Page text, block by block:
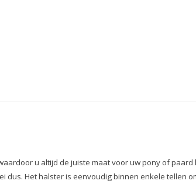
u altijd de juiste maat voor uw pony of paard
Het halster is eenvoudig binnen enkele tellen